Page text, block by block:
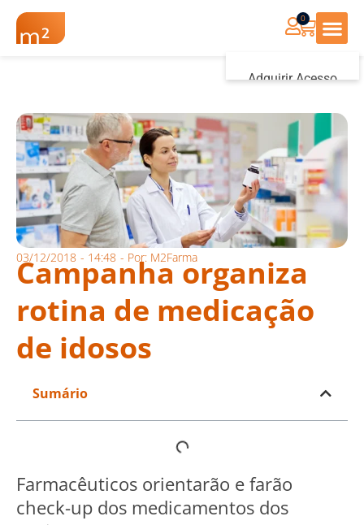
Adquirir Acesso
0
03/12/2018 - 14:48 - Por: M2Farma
Campanha organiza
rotina de medicação
de idosos
Sumário
Farmacêuticos orientarão e farão
check-up dos medicamentos dos